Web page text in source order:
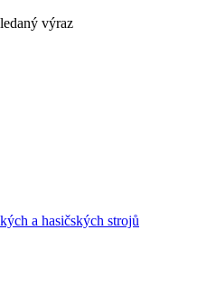
výraz
a hasičských strojů